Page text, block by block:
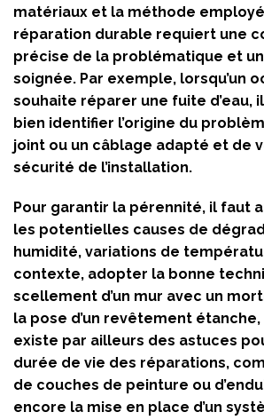
matériaux et la méthode
réparation durable requiert une
précise de la problématique et
soignée. Par exemple, lorsqu’un
souhaite réparer une fuite d’eau,
bien identifier l’origine du
joint ou un câblage adapté et de
sécurité de l’installation.
Pour garantir la pérennité, il faut
les potentielles causes de
humidité, variations de
contexte, adopter la bonne
scellement d’un mur avec un
la pose d’un revêtement
existe par ailleurs des astuces
durée de vie des réparations,
de couches de peinture ou
encore la mise en place d’un